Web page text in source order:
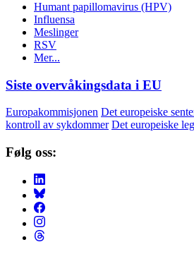
Humant papillomavirus (HPV)
Influensa
Meslinger
RSV
Mer...
Siste overvåkingsdata i EU
Europakommisjonen Det europeiske
kontroll av sykdommer Det europeiske
Følg oss: